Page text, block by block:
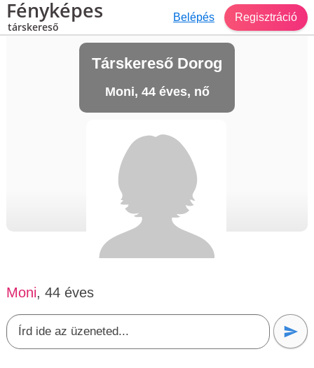
Fényképes
társkereső
Belépés Regisztráció
Társkereső Dorog
Moni, 44 éves, nő
Moni, 44 éves